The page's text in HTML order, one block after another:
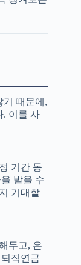
기 때문에,
. 이를 사
기간 동
받을 수
기대할
두고, 은
직연금